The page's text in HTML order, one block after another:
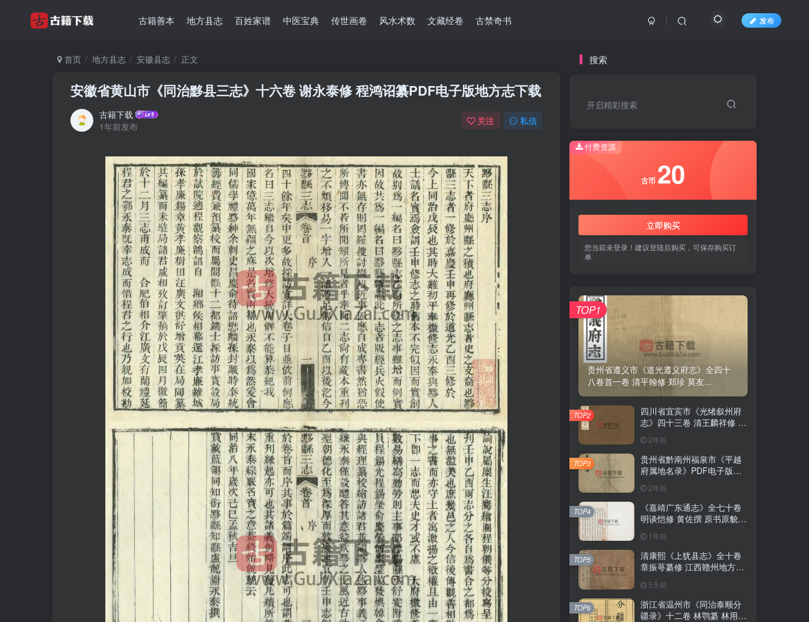
古籍善本 地方县志 百姓家谱 中医宝典 传世画卷 风水术数 文藏经卷 古禁奇书 发布
首页 地方县志 安徽县志 正文
安徽省黄山市《同治黟县三志》十六卷 谢永泰修 程鸿诏纂PDF电子版地方志下载
古籍下载
1年前发布
关注 私信
搜索
开启精彩搜索
付费资源
古币 20
立即购买
您当前未登录！建议登陆后购买，可保存购买订
单
贵州省遵义市《道光遵义府志》全四十
八卷首一卷 清平翰修 郑珍 莫友...
TOP1
四川省宜宾市《光绪叙州府
志》四十三卷 清王麟祥修 邱
晋成纂PDF电子版地方志下
载2年前
TOP2
贵州省黔南州福泉市《平越
府属地名录》PDF电子版地
方志下载
2年前
TOP3
《嘉靖广东通志》全七十卷
明谈恺修 黄佐撰 原书原貌高
清PDF电子版地方志下载
1年前
TOP4
清康熙《上犹县志》全十卷
章振萼纂修 江西赣州地方志
5天前
TOP5
浙江省温州市《同治泰顺分
疆录》十二卷 林鹗纂 林用霖
TOP6